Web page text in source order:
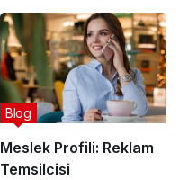
Meslek Profili: Reklam
Temsilcisi
Blog